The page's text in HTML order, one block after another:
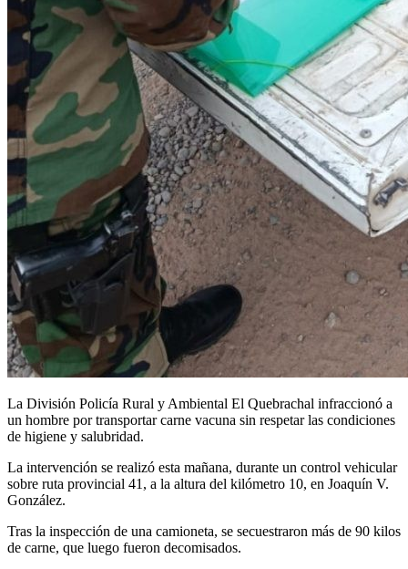
La División Policía Rural y Ambiental El Quebrachal infraccionó a
un hombre por transportar carne vacuna sin respetar las condiciones
de higiene y salubridad.
La intervención se realizó esta mañana, durante un control vehicular
sobre ruta provincial 41, a la altura del kilómetro 10, en Joaquín V.
González.
Tras la inspección de una camioneta, se secuestraron más de 90 kilos
de carne, que luego fueron decomisados.